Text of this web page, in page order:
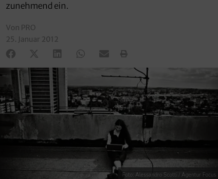
zunehmend ein.
Von PRO
25. Januar 2012
Foto: Alessandro Scotti / Agentur Focus